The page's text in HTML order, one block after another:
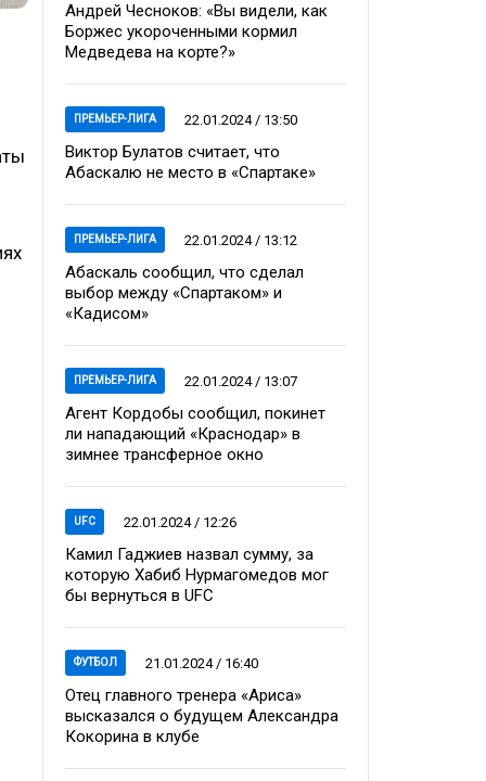
Андрей Чесноков: «Вы видели, как
Боржес укороченными кормил
Медведева на корте?»
ПРЕМЬЕР-ЛИГА 22.01.2024 / 13:50
Виктор Булатов считает, что
Абаскалю не место в «Спартаке»
ПРЕМЬЕР-ЛИГА 22.01.2024 / 13:12
Абаскаль сообщил, что сделал
выбор между «Спартаком» и
«Кадисом»
ПРЕМЬЕР-ЛИГА 22.01.2024 / 13:07
Агент Кордобы сообщил, покинет
ли нападающий «Краснодар» в
зимнее трансферное окно
UFC 22.01.2024 / 12:26
Камил Гаджиев назвал сумму, за
которую Хабиб Нурмагомедов мог
бы вернуться в UFC
ФУТБОЛ 21.01.2024 / 16:40
Отец главного тренера «Ариса»
высказался о будущем Александра
Кокорина в клубе